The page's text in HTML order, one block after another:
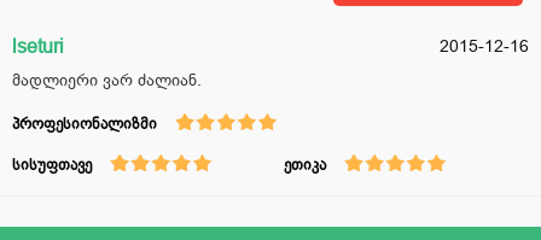
lseturi
2015-12-16
მადლიერი ვარ ძალიან.
პროფესიონალიზმი
სისუფთავე ეთიკა